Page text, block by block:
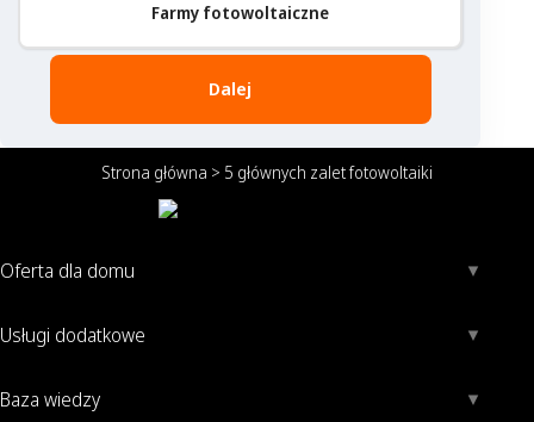
Farmy fotowoltaiczne
Dalej
Strona główna > 5 głównych zalet fotowoltaiki
Oferta dla domu
Usługi dodatkowe
Baza wiedzy